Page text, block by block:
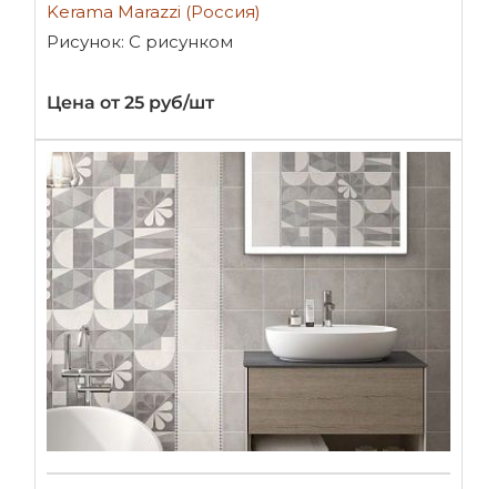
Kerama Marazzi (Россия)
Рисунок: С рисунком
Цена от 25 руб/шт